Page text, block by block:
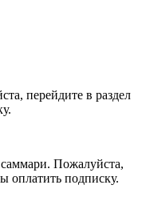
перейдите в раздел
Пожалуйста,
оплатить подписку.